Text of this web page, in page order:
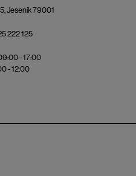
Jeseník 79001
222 125
- 17:00
- 12:00